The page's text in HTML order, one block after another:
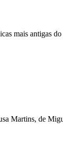
mais antigas
Martins, de